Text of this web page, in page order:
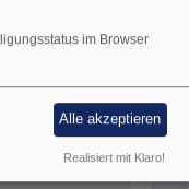
Trinitatis:
im Browser
Alle akzeptieren
Realisiert mit Klaro!